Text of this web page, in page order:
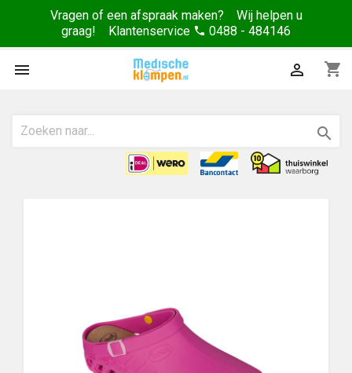
Vragen of een afspraak maken? Wij helpen u
graag! Klantenservice phone 0488 - 484146
 shopping_cart

